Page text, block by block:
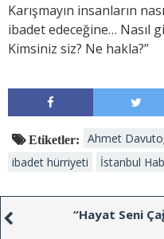
Karışmayın insanların
ibadet edeceğine… Nasıl
Kimsiniz siz? Ne hakla?”
Etiketler: Ahmet
ibadet hürriyeti
İstanbul
“Hayat Seni